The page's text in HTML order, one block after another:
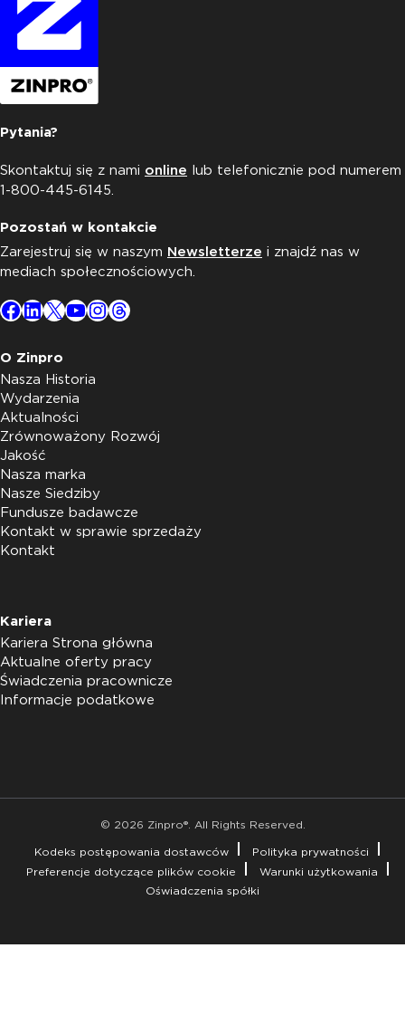
Pytania?
Skontaktuj się z nami online lub telefonicznie pod numerem
1-800-445-6145.
Pozostań w kontakcie
Zarejestruj się w naszym Newsletterze i znajdź nas w
mediach społecznościowych.
Facebook
LinkedIn
X YouTube
Instagram
Threads
O Zinpro
Nasza Historia
Wydarzenia
Aktualności
Zrównoważony Rozwój
Jakość
Nasza marka
Nasze Siedziby
Fundusze badawcze
Kontakt w sprawie sprzedaży
Kontakt
Kariera
Kariera Strona główna
Aktualne oferty pracy
Świadczenia pracownicze
Informacje podatkowe
© 2026 Zinpro®. All Rights Reserved.
Kodeks postępowania dostawców
Polityka prywatności
Preferencje dotyczące plików cookie
Warunki użytkowania
Oświadczenia spółki